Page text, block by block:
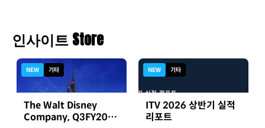
인사이트 Store
NEW 기타
The Walt Disney
Company, Q3FY2026
NEW 기타
ITV 2026 상반기 실적
리포트